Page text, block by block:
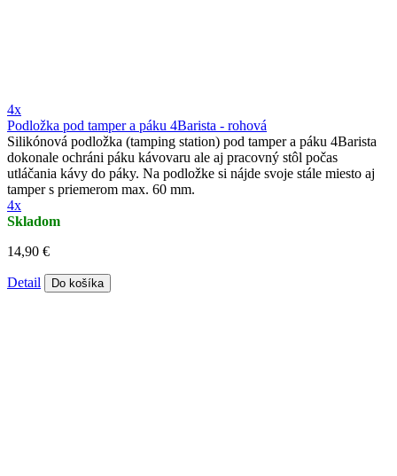
4x
Podložka pod tamper a páku 4Barista - rohová
Silikónová podložka (tamping station) pod tamper a páku 4Barista
dokonale ochráni páku kávovaru ale aj pracovný stôl počas
utláčania kávy do páky. Na podložke si nájde svoje stále miesto aj
tamper s priemerom max. 60 mm.
4x
Skladom
14,90 €
Detail Do košíka